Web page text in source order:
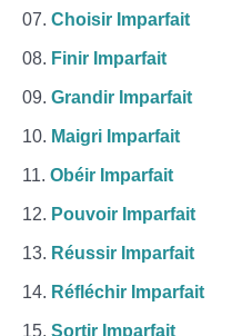
Choisir Imparfait
Finir Imparfait
Grandir Imparfait
Maigri Imparfait
Obéir Imparfait
Pouvoir Imparfait
Réussir Imparfait
Réfléchir Imparfait
Sortir Imparfait